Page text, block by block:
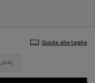
Guida alle taglie